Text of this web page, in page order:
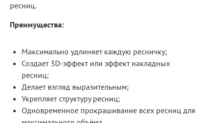
ресниц.
Преимущества:
Максимально удлиняет каждую ресничку;
Создает 3D-эффект или эффект накладных
ресниц;
Делает взгляд выразительным;
Укрепляет структуру ресниц;
Одновременное прокрашивание всех ресниц для